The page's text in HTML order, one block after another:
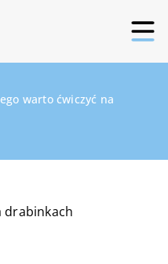
warto ćwiczyć na